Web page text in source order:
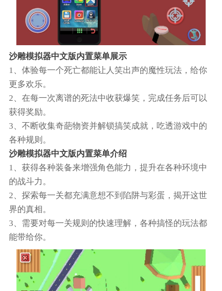
沙雕模拟器中文版内置菜单展示
1、体验每一个死亡都能让人笑出声的魔性玩法，给你
更多欢乐。
2、在每一次离谱的死法中收获爆笑，完成任务后可以
获得奖励。
3、不断收集奇葩物资并解锁搞笑成就，吃透游戏中的
各种规则。
沙雕模拟器中文版内置菜单介绍
1、获得各种装备来增强角色能力，提升在各种环境中
的战斗力。
2、探索每一关都充满意想不到陷阱与彩蛋，揭开这世
界的真相。
3、需要对每一关规则的快速理解，各种搞怪的玩法都
能带给你。